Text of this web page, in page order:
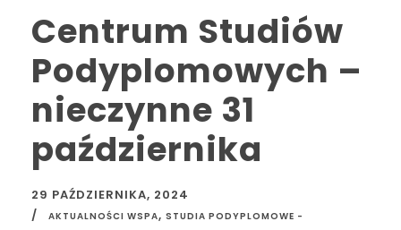
Centrum Studiów
Podyplomowych –
nieczynne 31
października
29 PAŹDZIERNIKA, 2024
AKTUALNOŚCI WSPA, STUDIA PODYPLOMOWE -